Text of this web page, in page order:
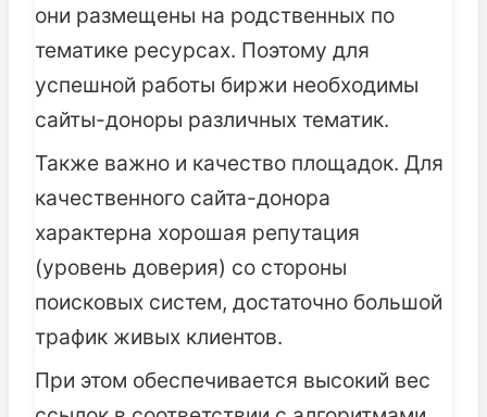
они размещены на родственных по
тематике ресурсах. Поэтому для
успешной работы биржи необходимы
сайты-доноры различных тематик.
Также важно и качество площадок. Для
качественного сайта-донора
характерна хорошая репутация
(уровень доверия) со стороны
поисковых систем, достаточно большой
трафик живых клиентов.
При этом обеспечивается высокий вес